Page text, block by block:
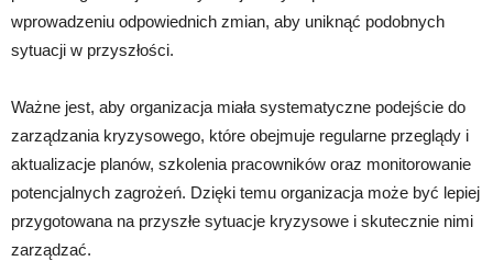
wprowadzeniu odpowiednich zmian, aby uniknąć podobnych
sytuacji w przyszłości.
Ważne jest, aby organizacja miała systematyczne podejście do
zarządzania kryzysowego, które obejmuje regularne przeglądy i
aktualizacje planów, szkolenia pracowników oraz monitorowanie
potencjalnych zagrożeń. Dzięki temu organizacja może być lepiej
przygotowana na przyszłe sytuacje kryzysowe i skutecznie nimi
zarządzać.